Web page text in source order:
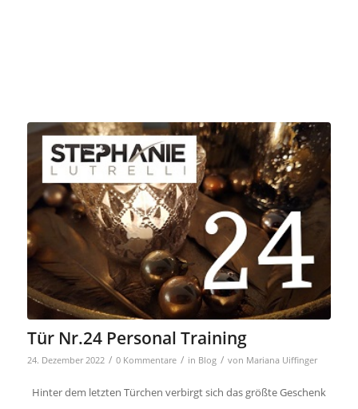
Tür Nr.24 Personal Training
24. Dezember 2022 / 0 Kommentare / in Blog / von Mariana Uiffinger
Hinter dem letzten Türchen verbirgt sich das größte Geschenk